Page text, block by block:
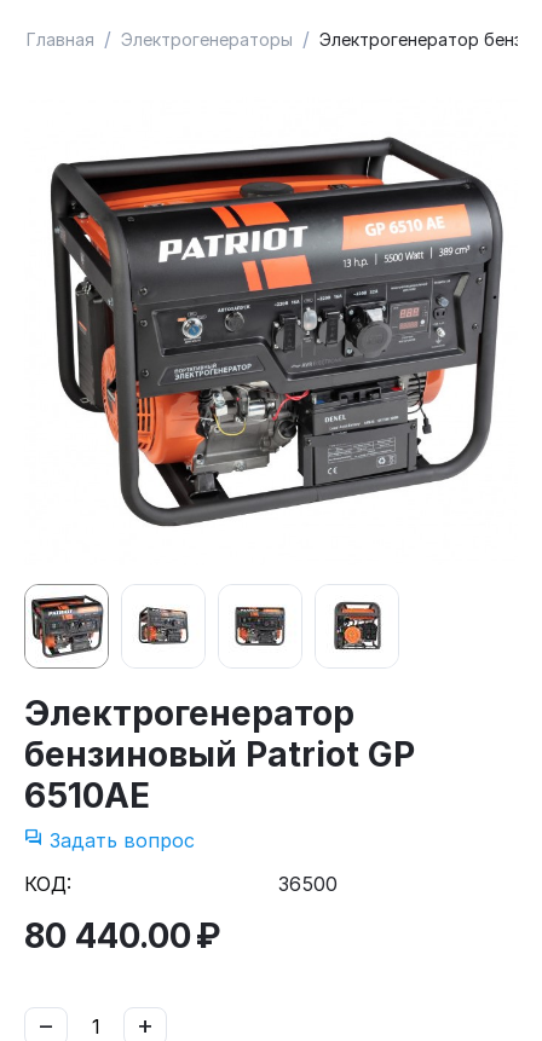
Главная / Электрогенераторы / Электрогенератор
Электрогенератор
бензиновый Patriot GP
6510AE
Задать вопрос
КОД:
36500
80 440.00₽
+
−